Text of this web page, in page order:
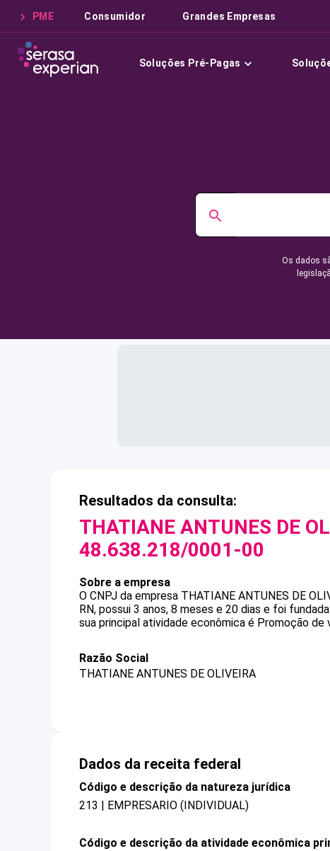
PME Consumidor Grandes Empresas
Soluções Pré-Pagas
Os dados
Resultados da consulta:
THATIANE ANTUNES DE
48.638.218/0001-00
Sobre a empresa
O CNPJ da empresa THATIANE ANTUNES DE
RN, possui 3 anos, 8 meses e 20 dias e foi
sua principal atividade econômica é Promoção de
Razão Social
THATIANE ANTUNES DE OLIVEIRA
Dados da receita federal
Código e descrição da natureza jurídica
213 | EMPRESARIO (INDIVIDUAL)
Código e descrição da atividade econômica